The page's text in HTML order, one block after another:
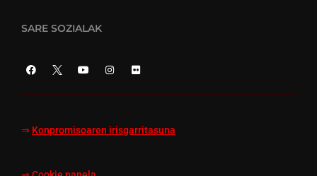
SARE SOZIALAK
⇒ Konpromisoaren irisgarritasuna